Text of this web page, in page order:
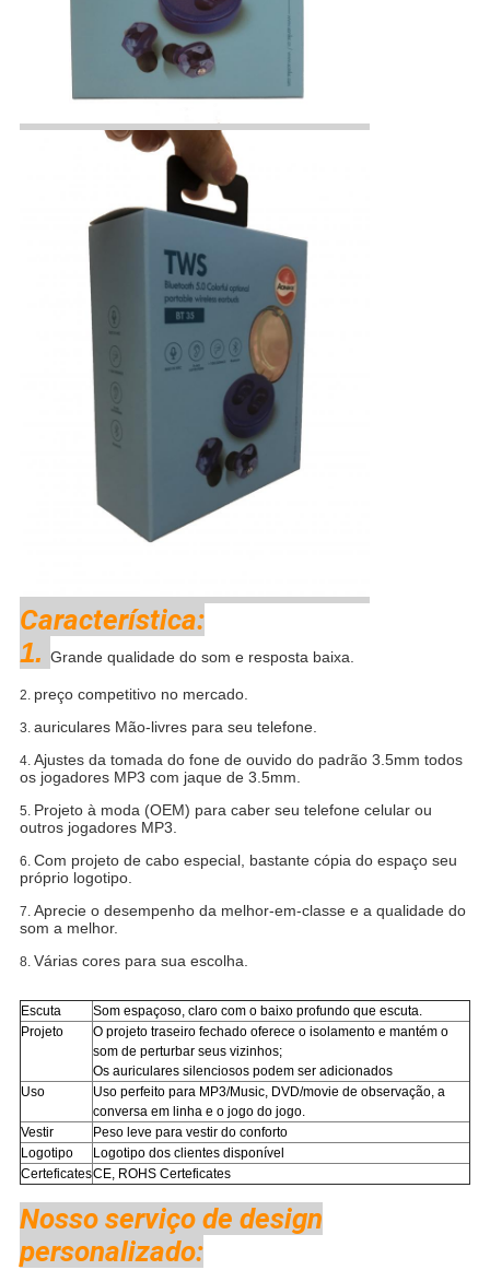
Característica:
1. Grande qualidade do som e resposta baixa.
2. preço competitivo no mercado.
3. auriculares Mão-livres para seu telefone.
4. Ajustes da tomada do fone de ouvido do padrão 3.5mm todos
os jogadores MP3 com jaque de 3.5mm.
5. Projeto à moda (OEM) para caber seu telefone celular ou
outros jogadores MP3.
6. Com projeto de cabo especial, bastante cópia do espaço seu
próprio logotipo.
7. Aprecie o desempenho da melhor-em-classe e a qualidade do
som a melhor.
8. Várias cores para sua escolha.
Escuta
Som espaçoso, claro com o baixo profundo que escuta.
Projeto
O projeto traseiro fechado oferece o isolamento e mantém o
som de perturbar seus vizinhos;
Os auriculares silenciosos podem ser adicionados
Uso
Uso perfeito para MP3/Music, DVD/movie de observação, a
conversa em linha e o jogo do jogo.
Vestir
Peso leve para vestir do conforto
Logotipo
Logotipo dos clientes disponível
CerteficatesCE, ROHS Certeficates
Nosso serviço de design
personalizado: